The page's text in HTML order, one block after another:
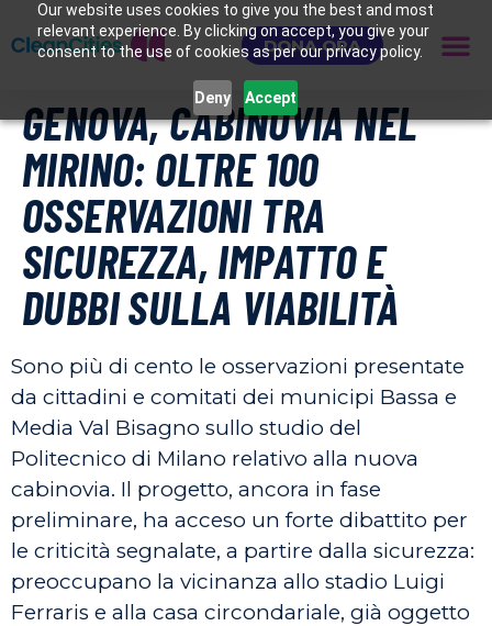
Our website uses cookies to give you the best and most
relevant experience. By clicking on accept, you give your
consent to the use of cookies as per our privacy policy.
Deny Accept
DONA ORA
GENOVA, CABINOVIA NEL
MIRINO: OLTRE 100
OSSERVAZIONI TRA
SICUREZZA, IMPATTO E
DUBBI SULLA VIABILITÀ
Sono più di cento le osservazioni presentate
da cittadini e comitati dei municipi Bassa e
Media Val Bisagno sullo studio del
Politecnico di Milano relativo alla nuova
cabinovia. Il progetto, ancora in fase
preliminare, ha acceso un forte dibattito per
le criticità segnalate, a partire dalla sicurezza:
preoccupano la vicinanza allo stadio Luigi
Ferraris e alla casa circondariale, già oggetto